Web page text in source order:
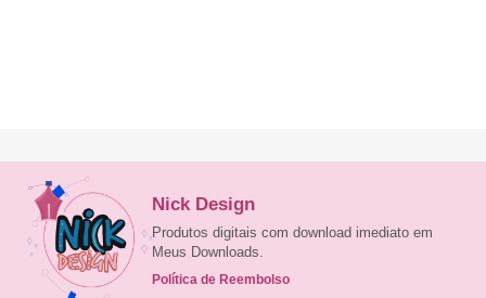
Nick Design
Produtos digitais com download imediato em
Meus Downloads.
Política de Reembolso